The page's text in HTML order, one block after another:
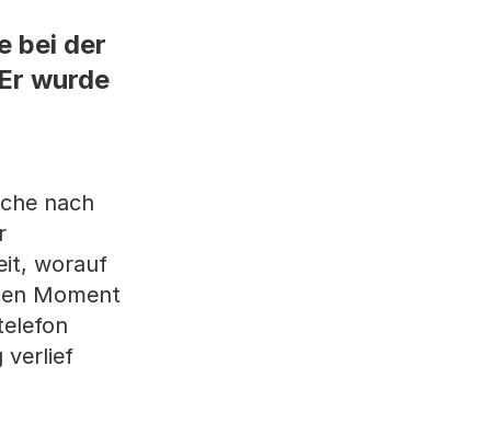
bei der
wurde
nach
worauf
Moment
verlief